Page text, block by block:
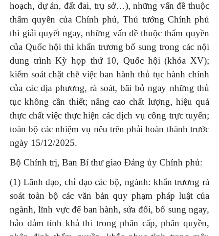
hoạch, dự án, đất đai, trụ sở…), những vấn đề thuộc
thẩm quyền của Chính phủ, Thủ tướng Chính phủ
thì giải quyết ngay, những vấn đề thuộc thẩm quyền
của Quốc hội thì khẩn trương bổ sung trong các nội
dung trình Kỳ họp thứ 10, Quốc hội (khóa XV);
kiểm soát chặt chẽ việc ban hành thủ tục hành chính
của các địa phương, rà soát, bãi bỏ ngay những thủ
tục không cần thiết; nâng cao chất lượng, hiệu quả
thực chất việc thực hiện các dịch vụ công trực tuyến;
toàn bộ các nhiệm vụ nêu trên phải hoàn thành trước
ngày 15/12/2025.
Bộ Chính trị, Ban Bí thư giao Đảng ủy Chính phủ:
(1) Lãnh đạo, chỉ đạo các bộ, ngành: khẩn trương rà
soát toàn bộ các văn bản quy phạm pháp luật của
ngành, lĩnh vực để ban hành, sửa đổi, bổ sung ngay,
bảo đảm tính khả thi trong phân cấp, phân quyền,